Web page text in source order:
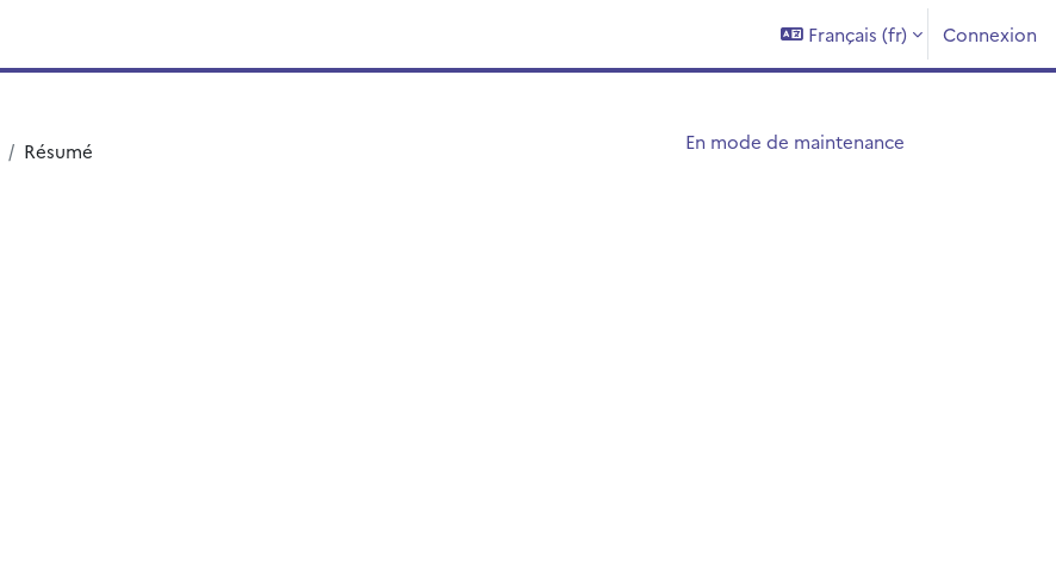
Français ‎(fr)‎ Connexion
Résumé En mode de maintenance